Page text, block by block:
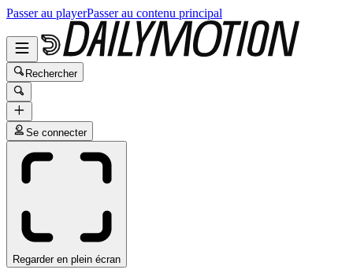
Passer au playerPasser au contenu principal
Rechercher
Se connecter
Regarder en plein écran